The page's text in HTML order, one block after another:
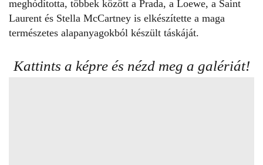
meghódította, többek között a Prada, a Loewe, a Saint
Laurent és Stella McCartney is elkészítette a maga
természetes alapanyagokból készült táskáját.
Kattints a képre és nézd meg a galériát!